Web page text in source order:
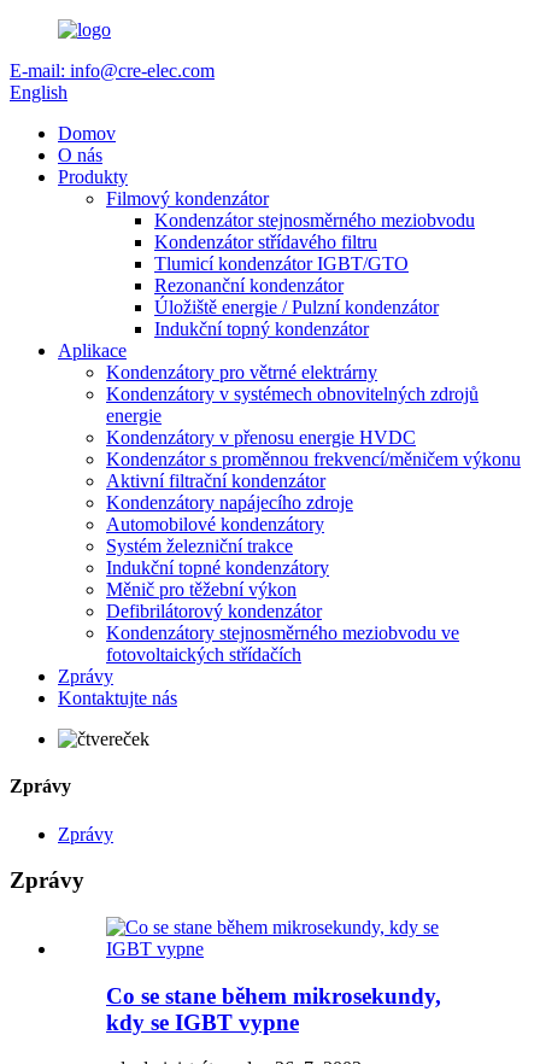
E-mail: info@cre-elec.com
English
Domov
O nás
Produkty
Filmový kondenzátor
Kondenzátor stejnosměrného meziobvodu
Kondenzátor střídavého filtru
Tlumicí kondenzátor IGBT/GTO
Rezonanční kondenzátor
Úložiště energie / Pulzní kondenzátor
Indukční topný kondenzátor
Aplikace
Kondenzátory pro větrné elektrárny
Kondenzátory v systémech obnovitelných zdrojů
energie
Kondenzátory v přenosu energie HVDC
Kondenzátor s proměnnou frekvencí/měničem výkonu
Aktivní filtrační kondenzátor
Kondenzátory napájecího zdroje
Automobilové kondenzátory
Systém železniční trakce
Indukční topné kondenzátory
Měnič pro těžební výkon
Defibrilátorový kondenzátor
Kondenzátory stejnosměrného meziobvodu ve
fotovoltaických střídačích
Zprávy
Kontaktujte nás
Zprávy
Zprávy
Zprávy
Co se stane během mikrosekundy,
kdy se IGBT vypne